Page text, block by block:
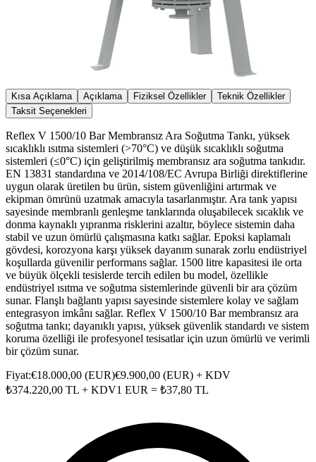
Kısa Açıklama Açıklama Fiziksel Özellikler
Teknik Özellikler
Taksit Seçenekleri
Reflex V 1500/10 Bar Membransız Ara Soğutma Tankı, yüksek
sıcaklıklı ısıtma sistemleri (>70°C) ve düşük sıcaklıklı soğutma
sistemleri (≤0°C) için geliştirilmiş membransız ara soğutma tankıdır.
EN 13831 standardına ve 2014/108/EC Avrupa Birliği direktiflerine
uygun olarak üretilen bu ürün, sistem güvenliğini artırmak ve
ekipman ömrünü uzatmak amacıyla tasarlanmıştır. Ara tank yapısı
sayesinde membranlı genleşme tanklarında oluşabilecek sıcaklık ve
donma kaynaklı yıpranma risklerini azaltır, böylece sistemin daha
stabil ve uzun ömürlü çalışmasına katkı sağlar. Epoksi kaplamalı
gövdesi, korozyona karşı yüksek dayanım sunarak zorlu endüstriyel
koşullarda güvenilir performans sağlar. 1500 litre kapasitesi ile orta
ve büyük ölçekli tesislerde tercih edilen bu model, özellikle
endüstriyel ısıtma ve soğutma sistemlerinde güvenli bir ara çözüm
sunar. Flanşlı bağlantı yapısı sayesinde sistemlere kolay ve sağlam
entegrasyon imkânı sağlar. Reflex V 1500/10 Bar membransız ara
soğutma tankı; dayanıklı yapısı, yüksek güvenlik standardı ve sistem
koruma özelliği ile profesyonel tesisatlar için uzun ömürlü ve verimli
bir çözüm sunar.
Fiyat:€18.000,00 (EUR)€9.900,00 (EUR) + KDV
₺374.220,00 TL + KDV1 EUR = ₺37,80 TL